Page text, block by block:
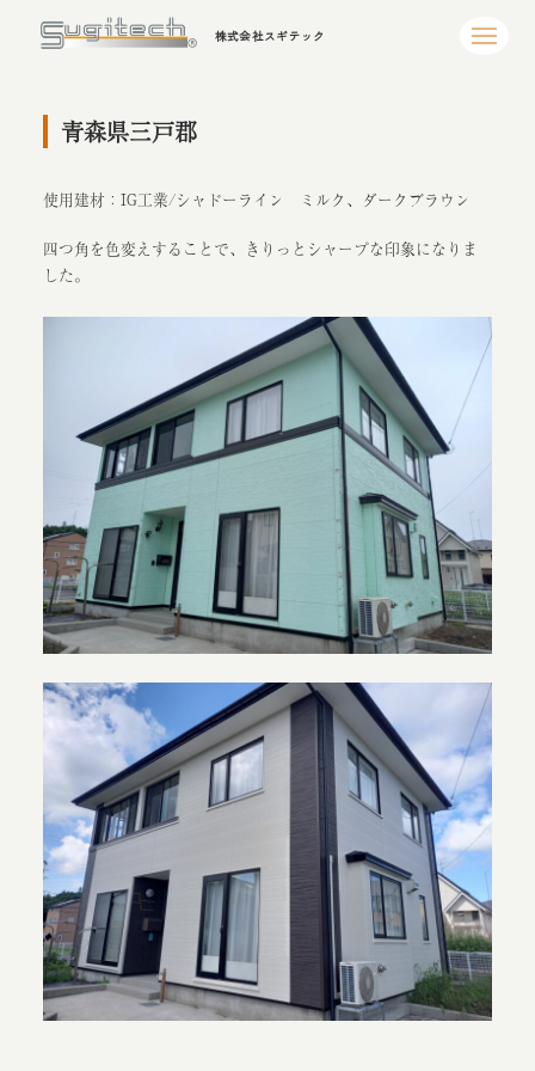
株式会社スギテック
青森県三戸郡
使用建材：IG工業/シャドーライン ミルク、ダークブラウン
四つ角を色変えすることで、きりっとシャープな印象になりま
した。